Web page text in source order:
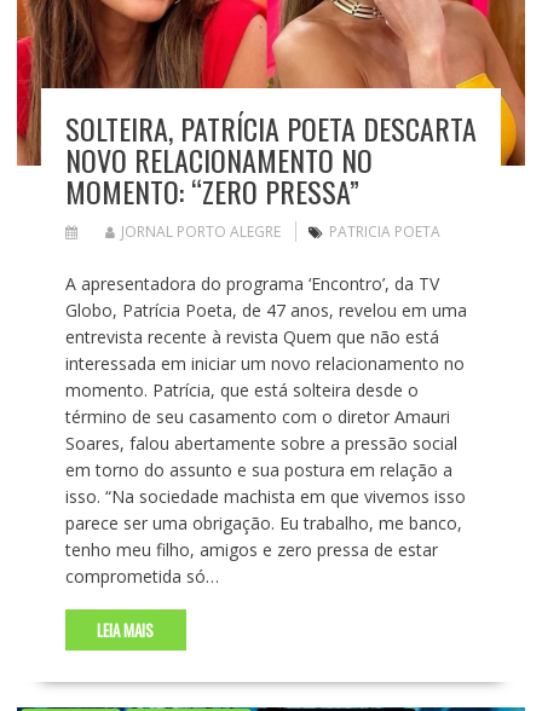
SOLTEIRA, PATRÍCIA POETA DESCARTA
NOVO RELACIONAMENTO NO
MOMENTO: “ZERO PRESSA”
JORNAL PORTO ALEGRE PATRICIA POETA
A apresentadora do programa ‘Encontro’, da TV
Globo, Patrícia Poeta, de 47 anos, revelou em uma
entrevista recente à revista Quem que não está
interessada em iniciar um novo relacionamento no
momento. Patrícia, que está solteira desde o
término de seu casamento com o diretor Amauri
Soares, falou abertamente sobre a pressão social
em torno do assunto e sua postura em relação a
isso. “Na sociedade machista em que vivemos isso
parece ser uma obrigação. Eu trabalho, me banco,
tenho meu filho, amigos e zero pressa de estar
comprometida só…
LEIA MAIS